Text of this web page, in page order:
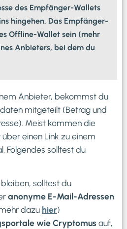
des Empfänger-Wallets
hingehen. Das Empfänger-
Offline-Wallet sein (mehr
Anbieters, bei dem du
Anbieter, bekommst du
mitgeteilt (Betrag und
Meist kommen die
einen Link zu einem
Folgendes solltest du
solltest du
anonyme E-Mail-Adressen
dazu hier)
wieCryptomusauf,